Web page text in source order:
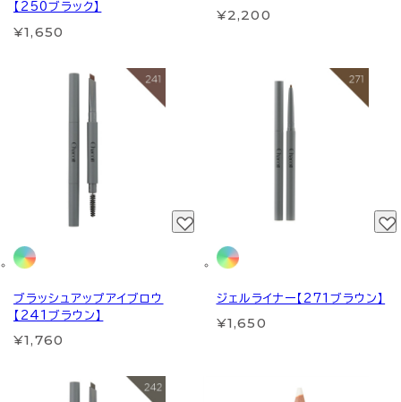
【250ブラック】
¥1,650
¥2,200
ブラッシュアップアイブロウ
【241ブラウン】
¥1,760
ジェルライナー【271ブラウン】
¥1,650